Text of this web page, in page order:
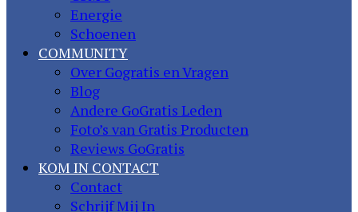
Energie
Schoenen
COMMUNITY
Over Gogratis en Vragen
Blog
Andere GoGratis Leden
Foto’s van Gratis Producten
Reviews GoGratis
KOM IN CONTACT
Contact
Schrijf Mij In